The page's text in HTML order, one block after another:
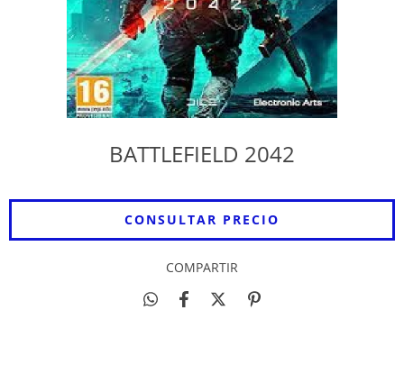
BATTLEFIELD 2042
COMPARTIR